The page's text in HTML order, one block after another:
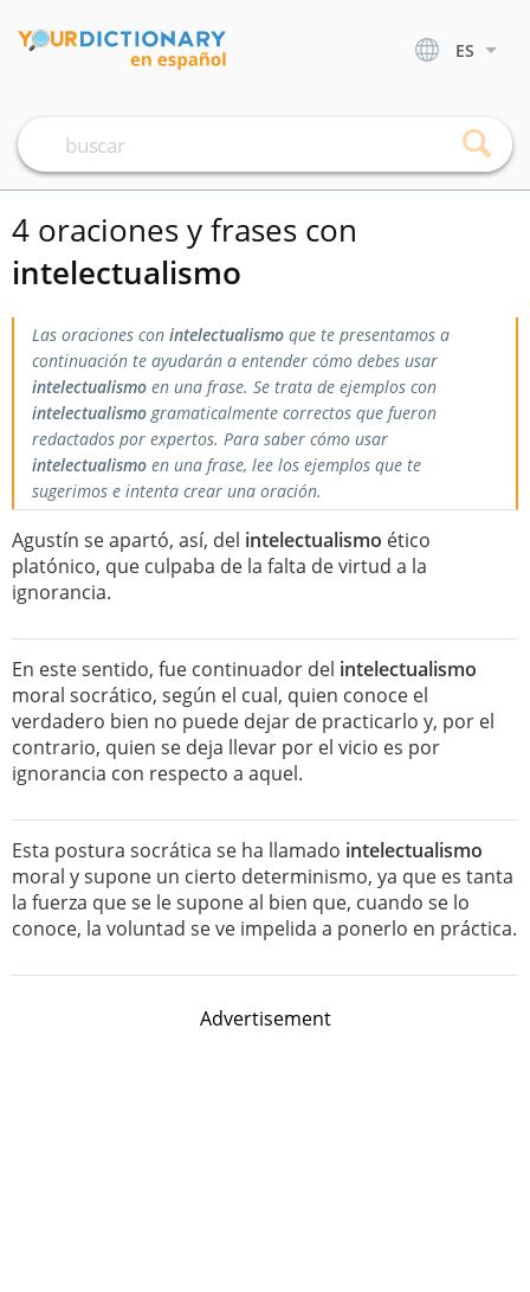
ES
4 oraciones y frases con
intelectualismo
Las oraciones con intelectualismo que te presentamos a
continuación te ayudarán a entender cómo debes usar
intelectualismo en una frase. Se trata de ejemplos con
intelectualismogramaticalmente correctos que fueron
redactados por expertos. Para saber cómo usar
intelectualismo en una frase, lee los ejemplos que te
sugerimos e intenta crear una oración.
Agustín se apartó, así, del intelectualismo ético
platónico, que culpaba de la falta de virtud a la
ignorancia.
En este sentido, fue continuador del intelectualismo
moral socrático, según el cual, quien conoce el
verdadero bien no puede dejar de practicarlo y, por el
contrario, quien se deja llevar por el vicio es por
ignorancia con respecto a aquel.
Esta postura socrática se ha llamado intelectualismo
moral y supone un cierto determinismo, ya que es tanta
la fuerza que se le supone al bien que, cuando se lo
conoce, la voluntad se ve impelida a ponerlo en práctica.
Advertisement